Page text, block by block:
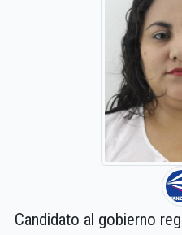
Candidato al gobierno